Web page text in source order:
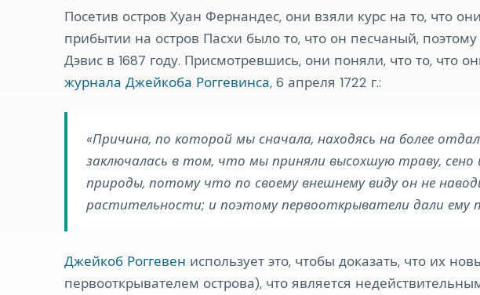
Посетив остров Хуан Фернандес, они взяли курс на то, что
прибытии на остров Пасхи было то, что он песчаный,
Дэвис в 1687 году. Присмотревшись, они поняли, что то,
журнала Джейкоба Роггевинса, 6 апреля 1722 г.:
Причина, по которой мы сначала, находясь на более
заключалась в том, что мы приняли высохшую траву,
природы, потому что по своему внешнему виду он не
растительности; и поэтому первооткрыватели дали ему
Джейкоб Роггевен использует это, чтобы доказать, что их
первооткрывателем острова), что является